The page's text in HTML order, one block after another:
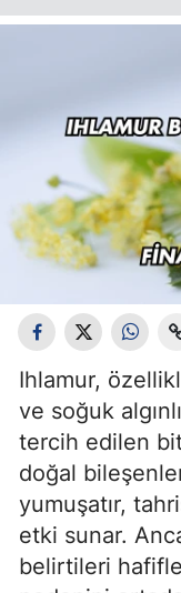
Ihlamur,
ve soğuk
tercih edilen
doğal
yumuşatır,
etki sunar.
belirtileri